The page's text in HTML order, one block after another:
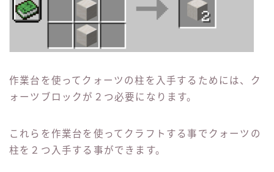
作業台を使ってクォーツの柱を入手するためには、ク
ォーツブロックが２つ必要になります。
これらを作業台を使ってクラフトする事でクォーツの
柱を２つ入手する事ができます。